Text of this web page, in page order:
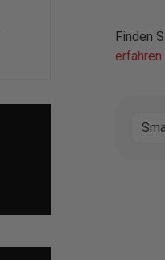
Finden
erfahren.